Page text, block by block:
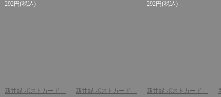
292円(税込)
292円(税込)
新井緑 ポストカード
新井緑 ポストカード
新井緑 ポストカード